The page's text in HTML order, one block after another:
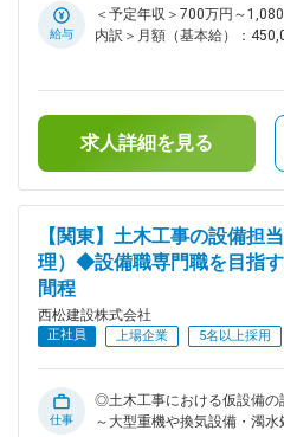
ます。 ・基本的に出張は発生いたし
会社の定める業務
部候補となる人財を積極的に求めて
同社は、神奈川県の高座郡寒
で社有機械・電気設備の運
造に係わる管理業務を行う
工事現場から社有機械・電気
配や在庫管理などの業務も行ってい
同ポジションの魅力点： ・
い方で、現場ではなく、現場
歓迎いたします。 ・同社は
す。自身の技術力と向き合
す。 ■働き方： ・土日祝休みです。仮に実際に休日出勤があ
った場合は振替休日の取得可
上がりや遅め出社など非常に
省手当など、単身赴任者に
す。 ・基本的に出張は発生
設備のトラブルなどにより
給与
＜予定年収＞700万円～
内訳＞月額（基本給）：
／35歳：967万／40歳：
を選択の場合はモデル年収か
あくまでも目安の金額であ
求人詳細を見る
【関東】土木工事の設備担
理）◆設備職専門職を目指
間程
西松建設株式会社
正社員 上場企業 5名以上採用
仕事
◎土木工事における仮設備の
～大型重機や換気設備・濁